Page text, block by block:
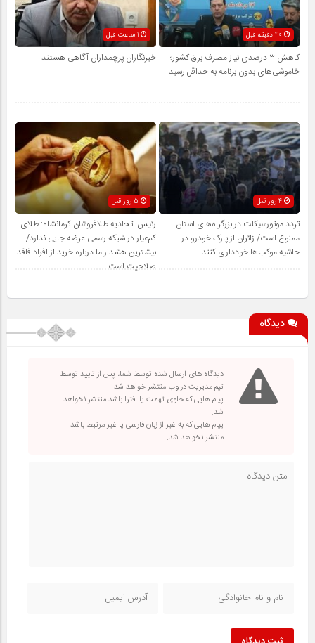
کاهش ۳ درصدی نیاز مصرف برق کشور؛
خاموشی‌های بدون برنامه به حداقل رسید
خبرنگاران پرچمداران آگاهی هستند
4 روز قبل
تردد موتورسیکلت در بزرگراه‌های استان
ممنوع است/ زائران از پارک خودرو در
حاشیه موکب‌ها خودداری کنند
رئیس اتحادیه طلافروشان کرمانشاه: طلای
کم‌عیار در شبکه رسمی عرضه جایی ندارد/
بیشترین هشدار ما درباره خرید از افراد فاقد
صلاحیت است
دیدگاه
دیدگاه های ارسال شده توسط شما، پس از تایید توسط
تیم مدیریت در وب منتشر خواهد شد.
پیام هایی که حاوی تهمت یا افترا باشد منتشر نخواهد
شد.
پیام هایی که به غیر از زبان فارسی یا غیر مرتبط باشد
منتشر نخواهد شد.